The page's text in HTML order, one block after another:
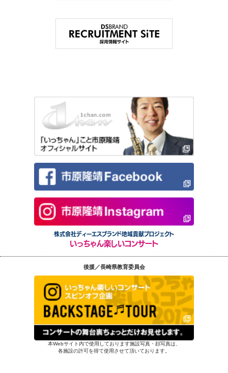
株式会社ディーエスブランド地域貢献プロジェクト
いっちゃん楽しいコンサート
後援／長崎県教育委員会
本Webサイト内で使用しております施設写真・顔写真は、
各施設の許可を得て使用させて頂いております。